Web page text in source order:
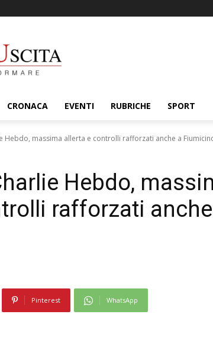
CRONACA EVENTI RUBRICHE SPORT
Hebdo, massima allerta e controlli rafforzati anche a
Hebdo,
rafforzati
Pinterest WhatsApp